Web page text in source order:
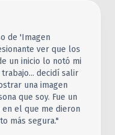
de 'Imagen
ver que los
un inicio lo notó mi
decidí salir
una imagen
que soy. Fue un
el que me dieron
más segura."